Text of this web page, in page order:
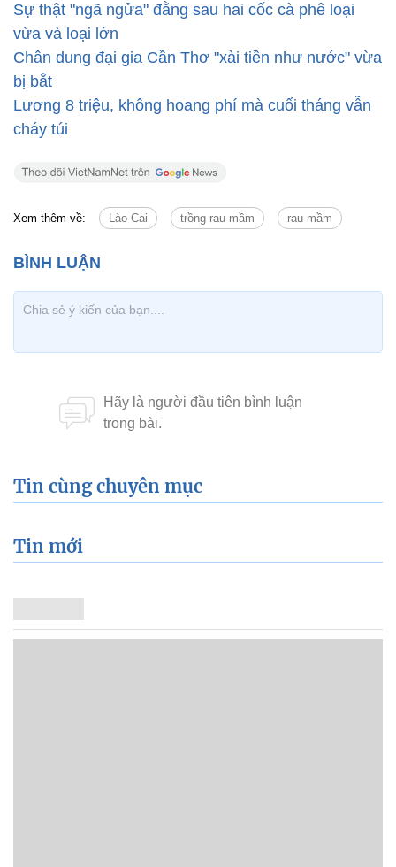
Sự thật "ngã ngửa" đằng sau hai cốc cà phê loại
vừa và loại lớn
Chân dung đại gia Cần Thơ "xài tiền như nước" vừa
bị bắt
Lương 8 triệu, không hoang phí mà cuối tháng vẫn
cháy túi
Xem thêm về: Lào Cai trồng rau mầm rau mầm
Tin cùng chuyên mục
Tin mới